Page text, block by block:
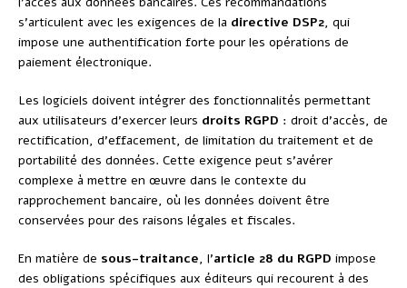
s’articulent avec les exigences de la directive DSP2, qui
impose une authentification forte pour les opérations de
paiement électronique.
Les logiciels doivent intégrer des fonctionnalités permettant
aux utilisateurs d’exercer leurs droits RGPD : droit d’accès, de
rectification, d’effacement, de limitation du traitement et de
portabilité des données. Cette exigence peut s’avérer
complexe à mettre en œuvre dans le contexte du
rapprochement bancaire, où les données doivent être
conservées pour des raisons légales et fiscales.
En matière de sous-traitance, l’article 28 du RGPD impose
des obligations spécifiques aux éditeurs qui recourent à des